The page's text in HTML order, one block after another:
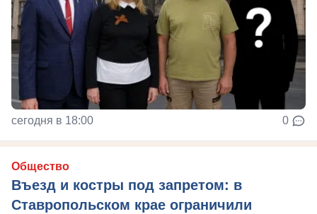
сегодня в 18:00 0
Общество
Въезд и костры под запретом: в
Ставропольском крае ограничили